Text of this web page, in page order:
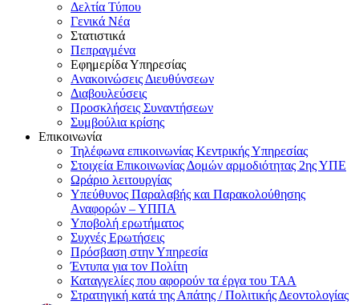
Δελτία Τύπου
Γενικά Νέα
Στατιστικά
Πεπραγμένα
Εφημερίδα Υπηρεσίας
Ανακοινώσεις Διευθύνσεων
Διαβουλεύσεις
Προσκλήσεις Συναντήσεων
Συμβούλια κρίσης
Επικοινωνία
Τηλέφωνα επικοινωνίας Κεντρικής Υπηρεσίας
Στοιχεία Επικοινωνίας Δομών αρμοδιότητας 2ης ΥΠΕ
Ωράριο λειτουργίας
Υπεύθυνος Παραλαβής και Παρακολούθησης
Αναφορών – ΥΠΠΑ
Υποβολή ερωτήματος
Συχνές Ερωτήσεις
Πρόσβαση στην Υπηρεσία
Έντυπα για τον Πολίτη
Καταγγελίες που αφορούν τα έργα του ΤΑΑ
Στρατηγική κατά της Απάτης / Πολιτικής Δεοντολογίας